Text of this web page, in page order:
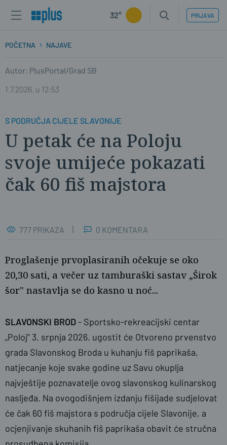
32° PRIJAVA
POČETNA NAJAVE
Autor: PlusPortal/Grad SB
1.7.2026. u 12:53
S PODRUČJA CIJELE SLAVONIJE
U petak će na Poloju
svoje umijeće pokazati
čak 60 fiš majstora
Foto: ŽG/PLUS
777 PRIKAZA 0 KOMENTARA
Proglašenje prvoplasiranih očekuje se oko
20,30 sati, a večer uz tamburaški sastav „Širok
šor" nastavlja se do kasno u noć...
SLAVONSKI BROD- Sportsko-rekreacijski centar
„Poloj" 3. srpnja 2026. ugostit će Otvoreno prvenstvo
grada Slavonskog Broda u kuhanju fiš paprikaša,
natjecanje koje svake godine uz Savu okuplja
najvještije poznavatelje ovog slavonskog kulinarskog
nasljeđa. Na ovogodišnjem izdanju fišijade sudjelovat
će čak 60 fiš majstora s područja cijele Slavonije, a
ocjenjivanje skuhanih fiš paprikaša obavit će stručna